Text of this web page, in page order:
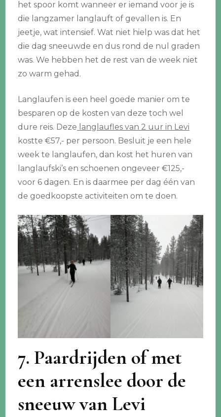
het spoor komt wanneer er iemand voor je is
die langzamer langlauft of gevallen is. En
jeetje, wat intensief. Wat niet hielp was dat het
die dag sneeuwde en dus rond de nul graden
was. We hebben het de rest van de week niet
zo warm gehad.
Langlaufen is een heel goede manier om te
besparen op de kosten van deze toch wel
dure reis. Deze langlaufles van 2 uur in Levi
kostte €57,- per persoon. Besluit je een hele
week te langlaufen, dan kost het huren van
langlaufski’s en schoenen ongeveer €125,-
voor 6 dagen. En is daarmee per dag één van
de goedkoopste activiteiten om te doen.
7. Paardrijden of met
een arrenslee door de
sneeuw van Levi